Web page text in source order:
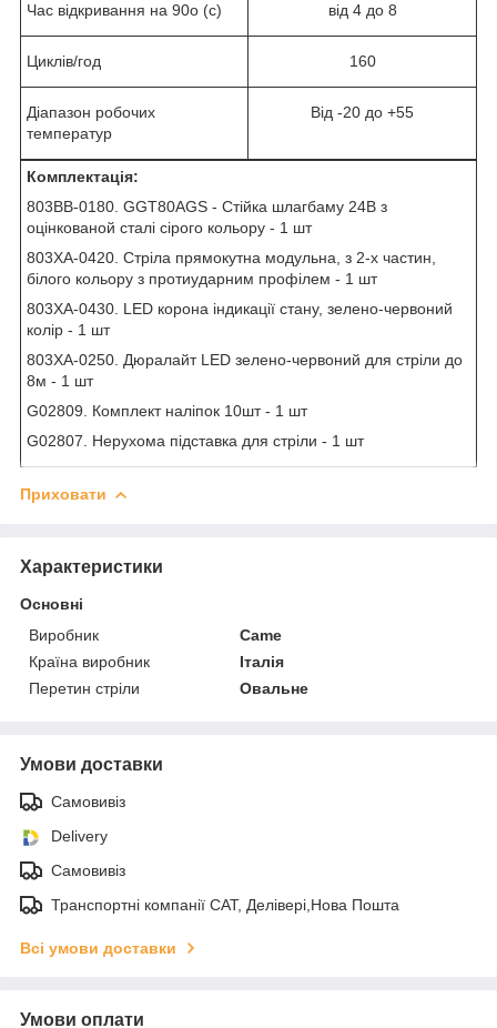
Час відкривання на 90о (с) від 4 до 8
Циклів/год 160
Діапазон робочих
температур
Від -20 до +55
Комплектація:
803BB-0180. GGT80AGS - Стійка шлагбаму 24В з
оцінкованой сталі сірого кольору - 1 шт
803XA-0420. Стріла прямокутна модульна, з 2-х частин,
білого кольору з протиударним профілем - 1 шт
803XA-0430. LED корона індикації стану, зелено-червоний
колір - 1 шт
803XA-0250. Дюралайт LED зелено-червоний для стріли до
8м - 1 шт
G02809. Комплект наліпок 10шт - 1 шт
G02807. Нерухома підставка для стріли - 1 шт
Приховати
Характеристики
Основні
Виробник
Came
Країна виробник
Італія
Перетин стріли
Овальне
Умови доставки
Самовивіз
Delivery
Самовивіз
Транспортні компанії САТ, Делівері,Нова Пошта
Всі умови доставки
Умови оплати